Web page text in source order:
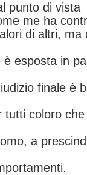
punto di vista
me ha
di altri, ma
è esposta in
finale è
tutti coloro
a